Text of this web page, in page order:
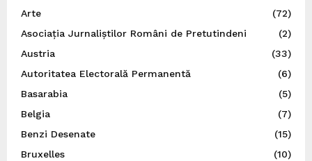
Arte
(72)
Asociația Jurnaliștilor Români de Pretutindeni
(2)
Austria
(33)
Autoritatea Electorală Permanentă
(6)
Basarabia
(5)
Belgia
(7)
Benzi Desenate
(15)
Bruxelles
(10)